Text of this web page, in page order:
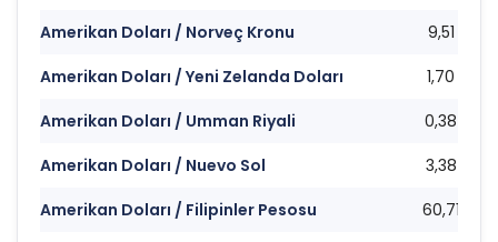
Amerikan Doları / Norveç Kronu
9,51
Amerikan Doları / Yeni Zelanda Doları
1,70
Amerikan Doları / Umman Riyali
0,38
Amerikan Doları / Nuevo Sol
3,38
Amerikan Doları / Filipinler Pesosu
60,71